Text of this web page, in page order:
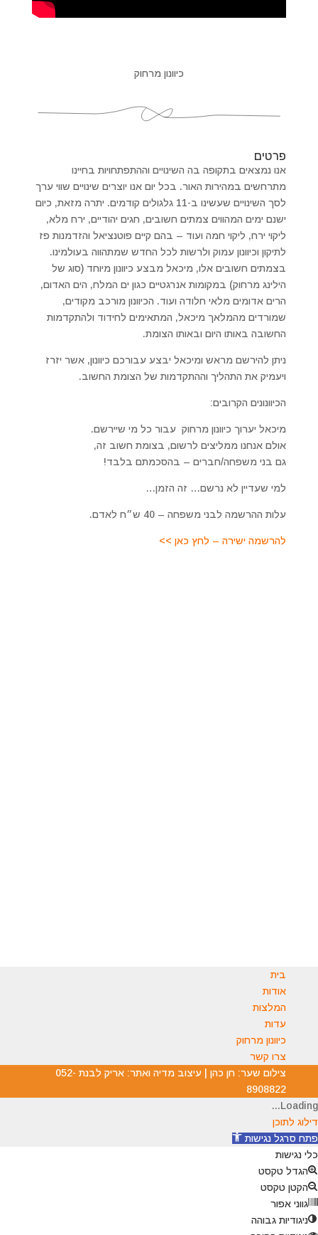
כיוונון מרחוק
פרטים
אנו נמצאים בתקופה בה השינויים וההתפתחויות בחיינו
מתרחשים במהירות האור. בכל יום אנו יוצרים שינויים שווי ערך
לסך השינויים שעשינו ב-11 גלגולים קודמים. יתרה מזאת, כיום
ישנם ימים המהווים צמתים חשובים, חגים יהודיים, ירח מלא,
ליקוי ירח, ליקוי חמה ועוד – בהם קיים פוטנציאל והזדמנות פז
לתיקון וכיוונון עמוק ולרשות לכל החדש שמתהווה בעולמינו.
בצמתים חשובים אלו, מיכאל מבצע כיוונון מיוחד (סוג של
הילינג מרחוק) במקומות אנרגטיים כגון ים המלח, הים האדום,
הרים אדומים מלאי חלודה ועוד. הכיוונון מורכב מקודים,
שמורדים מהמלאך מיכאל, המתאימים לחידוד ולהתקדמות
החשובה באותו היום ובאותו הצומת.
ניתן להירשם מראש ומיכאל יבצע עבורכם כיוונון, אשר יזרז
ויעמיק את התהליך וההתקדמות של הצומת החשוב.
הכיוונונים הקרובים:
מיכאל יערוך כיוונון מרחוק עבור כל מי שיירשם.
אולם אנחנו ממליצים לרשום, בצומת חשוב זה,
גם בני משפחה/חברים – בהסכמתם בלבד!
למי שעדיין לא נרשם… זה הזמן…
עלות ההרשמה לבני משפחה – 40 ש״ח לאדם.
להרשמה ישירה – לחץ כאן >>
בית
אודות
המלצות
עדות
כיוונון מרחוק
צרו קשר
צילום שער: חן כהן | עיצוב מדיה ואתר: אריק לבנת 052-
8908822
Loading...
דילוג לתוכן
פתח סרגל נגישות
כלי נגישות
הגדל טקסט
הקטן טקסט
גווני אפור
ניגודיות גבוהה